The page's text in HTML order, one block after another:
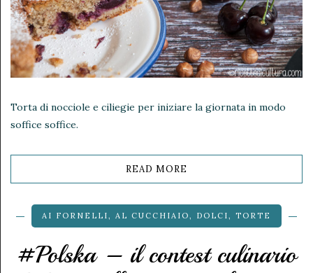
Torta di nocciole e ciliegie per iniziare la giornata in modo
soffice soffice.
READ MORE
AI FORNELLI , AL CUCCHIAIO , DOLCI , TORTE
#Polska – il contest culinario